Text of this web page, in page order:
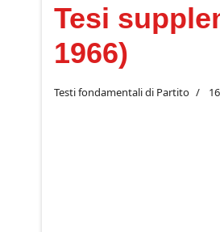
Tesi
1966)
Testi fondamentali di Partito